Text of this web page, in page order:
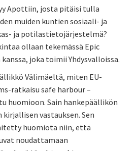
Apottiin, josta pitäisi tulla
muiden kuntien sosiaali- ja
ja potilastietojärjestelmä?
ollaan tekemässä Epic
joka toimii Yhdysvalloissa.
Välimäeltä, miten EU-
ratkaisu safe harbour –
huomioon. Sain hankepäällikön
vastauksen. Sen
huomiota niin, että
noudattamaan